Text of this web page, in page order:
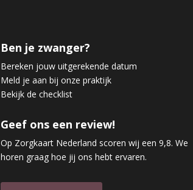
Ben je zwanger?
Bereken jouw uitgerekende datum
Meld je aan bij onze praktijk
Bekijk de checklist
Geef ons een review!
Op Zorgkaart Nederland scoren wij een 9,8. We
horen graag hoe jij ons hebt ervaren.